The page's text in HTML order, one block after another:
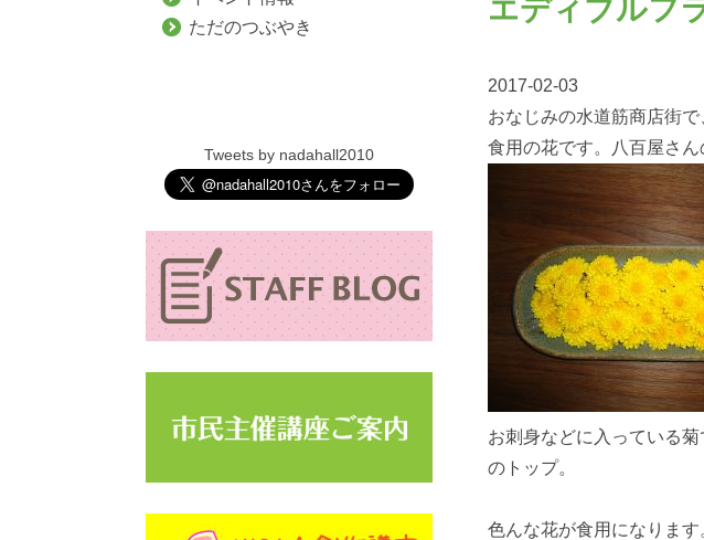
エディブルフ
2017-02-03
おなじみの水道筋商店街で
食用の花です。八百屋さ
お刺身などに入っている
のトップ。
色んな花が食用になります
ただのつぶやき
Tweets by nadahall2010